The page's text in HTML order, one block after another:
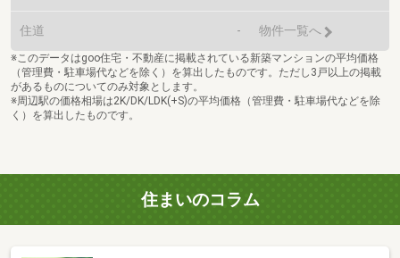
住道 - 物件一覧へ
※このデータはgoo住宅・不動産に掲載されている新築マンションの平均価格
（管理費・駐車場代などを除く）を算出したものです。ただし3戸以上の掲載
があるものについてのみ対象とします。
※周辺駅の価格相場は2K/DK/LDK(+S)の平均価格（管理費・駐車場代などを除
く）を算出したものです。
住まいのコラム